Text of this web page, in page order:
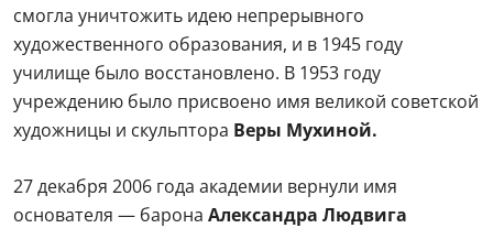
смогла уничтожить идею непрерывного
художественного образования, и в 1945 году
училище было восстановлено. В 1953 году
учреждению было присвоено имя великой советской
художницы и скульптора Веры Мухиной.
27 декабря 2006 года академии вернули имя
основателя — барона Александра Людвига